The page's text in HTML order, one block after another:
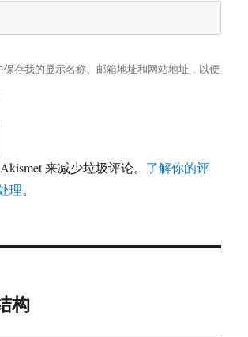
保存我的显示名称、邮箱地址和网站地址，以便
来减少垃圾评论。 了解你的评
理。
构